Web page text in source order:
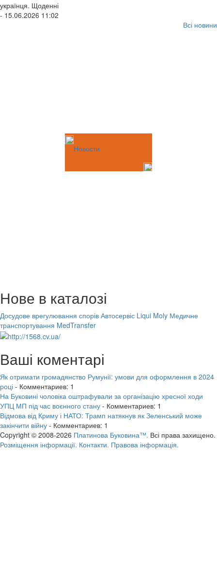
українця. Щоденні
- 15.06.2026 11:02
Всі новини
Новости
Нове в каталозі
Досудове врегулювання спорів Автосервіс Liqui Moly Медичне
транспортування MedTransfer
Ваші коментарі
Як отримати громадянство Румунії: умови для оформлення в 2024
році - Комментариев: 1
На Буковині чоловіка оштрафували за організацію хресної ходи
УПЦ МП під час воєнного стану - Комментариев: 1
Відмова від Криму і НАТО: Трамп натякнув як Зеленський може
закінчити війну - Комментариев: 1
Copyright © 2008-2026 Платинова Буковина™. Всі права захищено.
Розміщення інформації. Контакти. Правова інформація.